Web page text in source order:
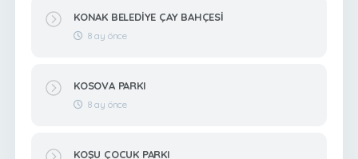
KONAK BELEDİYE ÇAY BAHÇESİ
8 ay önce
KOSOVA PARKI
8 ay önce
KOŞU ÇOCUK PARKI